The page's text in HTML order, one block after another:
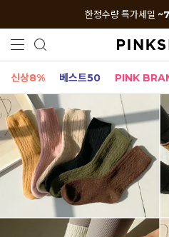
한정수량 특가세일
신상8% 베스트50 PINK